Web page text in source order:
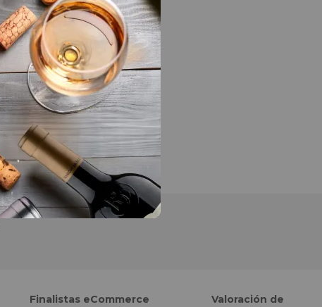
Finalistas eCommerce
Valoración de